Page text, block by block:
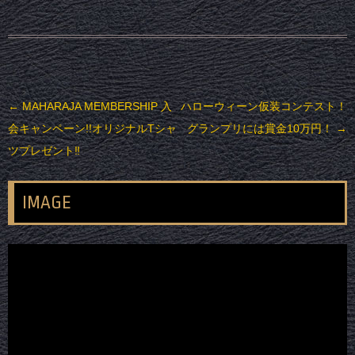
投稿ナビゲーション
←MAHARAJA MEMBERSHIP 入
会キャンペーン!!オリジナルTシャ
ツプレゼント‼
ハローウィーン仮装コンテスト！
グランプリには賞金10万円！→
IMAGE